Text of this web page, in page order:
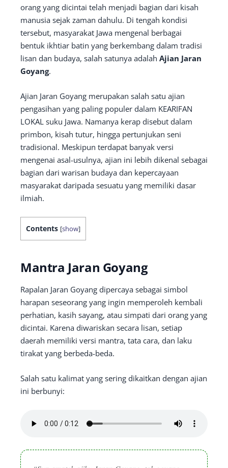
orang yang dicintai telah menjadi bagian dari kisah
manusia sejak zaman dahulu. Di tengah kondisi
tersebut, masyarakat Jawa mengenal berbagai
bentuk ikhtiar batin yang berkembang dalam tradisi
lisan dan budaya, salah satunya adalah Ajian Jaran
Goyang.
Ajian Jaran Goyang merupakan salah satu ajian
pengasihan yang paling populer dalam KEARIFAN
LOKAL suku Jawa. Namanya kerap disebut dalam
primbon, kisah tutur, hingga pertunjukan seni
tradisional. Meskipun terdapat banyak versi
mengenai asal-usulnya, ajian ini lebih dikenal sebagai
bagian dari warisan budaya dan kepercayaan
masyarakat daripada sesuatu yang memiliki dasar
ilmiah.
Contents [show]
Mantra Jaran Goyang
Rapalan Jaran Goyang dipercaya sebagai simbol
harapan seseorang yang ingin memperoleh kembali
perhatian, kasih sayang, atau simpati dari orang yang
dicintai. Karena diwariskan secara lisan, setiap
daerah memiliki versi mantra, tata cara, dan laku
tirakat yang berbeda-beda.
Salah satu kalimat yang sering dikaitkan dengan ajian
ini berbunyi: